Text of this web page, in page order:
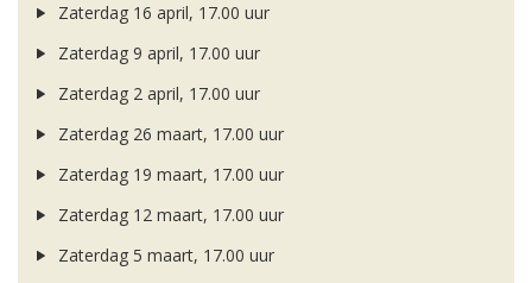
Zaterdag 16 april, 17.00 uur
Zaterdag 9 april, 17.00 uur
Zaterdag 2 april, 17.00 uur
Zaterdag 26 maart, 17.00 uur
Zaterdag 19 maart, 17.00 uur
Zaterdag 12 maart, 17.00 uur
Zaterdag 5 maart, 17.00 uur